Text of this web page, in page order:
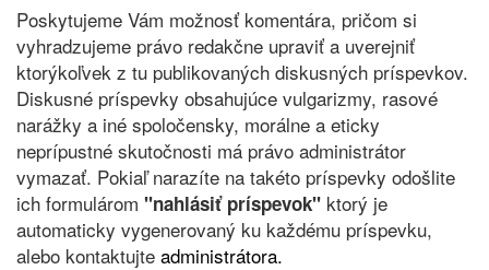
Poskytujeme Vám možnosť komentára, pričom si
vyhradzujeme právo redakčne upraviť a uverejniť
ktorýkoľvek z tu publikovaných diskusných príspevkov.
Diskusné príspevky obsahujúce vulgarizmy, rasové
narážky a iné spoločensky, morálne a eticky
neprípustné skutočnosti má právo administrátor
vymazať. Pokiaľ narazíte na takéto príspevky odošlite
ich formulárom "nahlásiť príspevok" ktorý je
automaticky vygenerovaný ku každému príspevku,
alebo kontaktujte administrátora.